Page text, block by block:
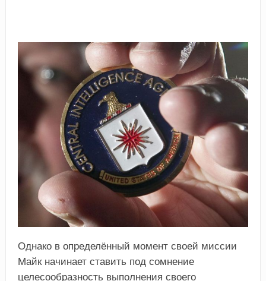
Однако в определённый момент своей миссии
Майк начинает ставить под сомнение
целесообразность выполнения своего